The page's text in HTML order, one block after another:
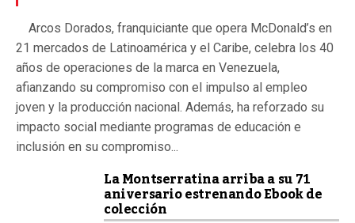
Arcos Dorados, franquiciante que opera McDonald’s en
21 mercados de Latinoamérica y el Caribe, celebra los 40
años de operaciones de la marca en Venezuela,
afianzando su compromiso con el impulso al empleo
joven y la producción nacional. Además, ha reforzado su
impacto social mediante programas de educación e
inclusión en su compromiso...
La Montserratina arriba a su 71
aniversario estrenando Ebook de
colección